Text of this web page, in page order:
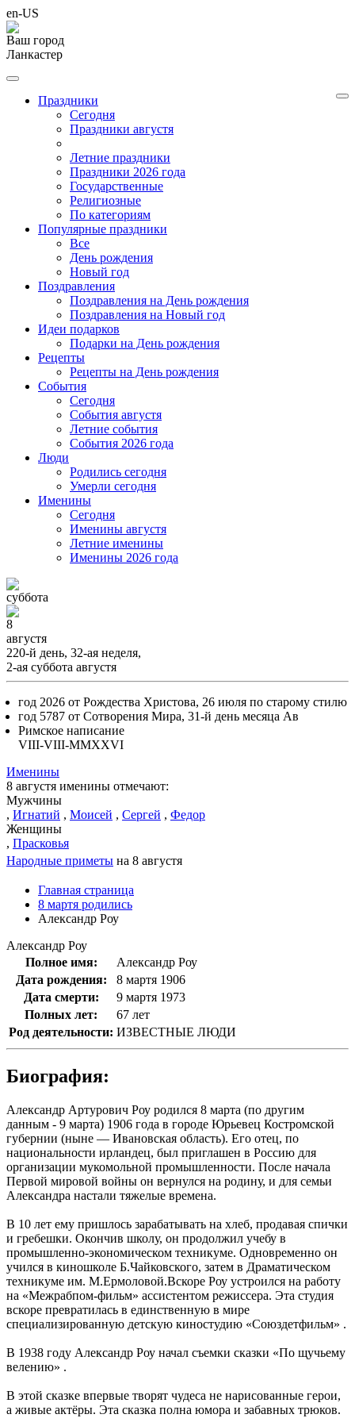
en-US
Ваш город
Ланкастер
Праздники
Cегодня
Праздники августя
Летние праздники
Праздники 2026 года
Государственные
Религиозные
По категориям
Популярные праздники
Все
День рождения
Новый год
Поздравления
Поздравления на День рождения
Поздравления на Новый год
Идеи подарков
Подарки на День рождения
Рецепты
Рецепты на День рождения
События
Cегодня
События августя
Летние события
События 2026 года
Люди
Родились сегодня
Умерли сегодня
Именины
Cегодня
Именины августя
Летние именины
Именины 2026 года
суббота
8
августя
220-й день, 32-ая неделя,
2-ая суббота августя
год 2026 от Рождества Христова, 26 июля по старому стилю
год 5787 от Сотворения Мира, 31-й день месяца Ав
Римское написание
VIII-VIII-MMXXVI
Именины
8 августя именины отмечают:
Мужчины
, Игнатий , Моисей , Сергей , Федор
Женщины
, Прасковья
Народные приметы на 8 августя
Главная страница
8 мартя родились
Александр Роу
Александр Роу
Полное имя:
Александр Роу
Дата рождения:
8 мартя 1906
Дата смерти:
9 мартя 1973
Полных лет:
67 лет
Род деятельности: ИЗВЕСТНЫЕ ЛЮДИ
Биография:
Александр Артурович Роу родился 8 марта (по другим
данным - 9 марта) 1906 года в городе Юрьевец Костромской
губернии (ныне — Ивановская область). Его отец, по
национальности ирландец, был приглашен в Россию для
организации мукомольной промышленности. После начала
Первой мировой войны он вернулся на родину, и для семьи
Александра настали тяжелые времена.
В 10 лет ему пришлось зарабатывать на хлеб, продавая спички
и гребешки. Окончив школу, он продолжил учебу в
промышленно-экономическом техникуме. Одновременно он
учился в киношколе Б.Чайковского, затем в Драматическом
техникуме им. М.Ермоловой.Вскоре Роу устроился на работу
на «Межрабпом-фильм» ассистентом режиссера. Эта студия
вскоре превратилась в единственную в мире
специализированную детскую киностудию «Союздетфильм» .
В 1938 году Александр Роу начал съемки сказки «По щучьему
велению» .
В этой сказке впервые творят чудеса не нарисованные герои,
а живые актёры. Эта сказка полна юмора и забавных трюков.